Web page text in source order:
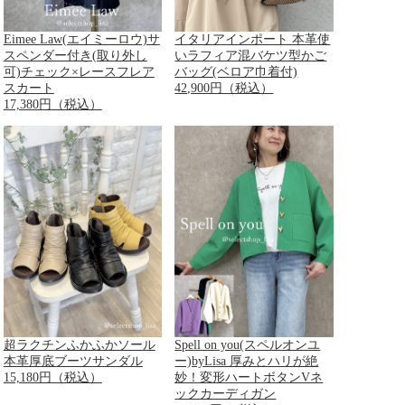
Eimee Law(エイミーロウ)サ
スペンダー付き(取り外し
可)チェック×レースフレア
スカート
17,380円（税込）
イタリアインポート 本革使
いラフィア混バケツ型かご
バッグ(ベロア巾着付)
42,900円（税込）
超ラクチンふかふかソール
本革厚底ブーツサンダル
15,180円（税込）
Spell on you(スペルオンユ
ー)byLisa 厚みとハリが絶
妙！変形ハートボタンVネ
ックカーディガン